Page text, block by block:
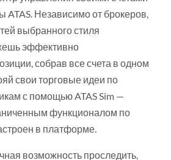
Независимо от брокеров,
выбранного стиля
эффективно
собрав все счета в одном
свои торговые идеи по
с помощью ATAS Sim —
функционалом по
в платформе.
возможность проследить,